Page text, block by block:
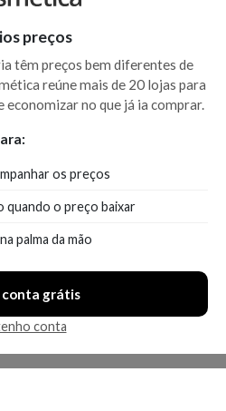
preços
têm preços bem diferentes de
reúne mais de 20 lojas para
economizar no que já ia comprar.
os preços
quando o preço baixar
palma da mão
conta grátis
conta